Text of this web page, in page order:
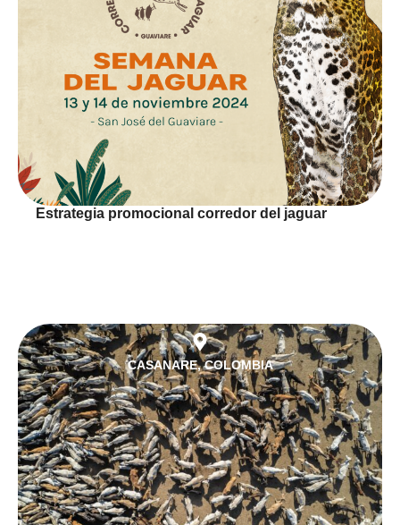
Estrategia promocional corredor del jaguar
CASANARE,COLOMBIA